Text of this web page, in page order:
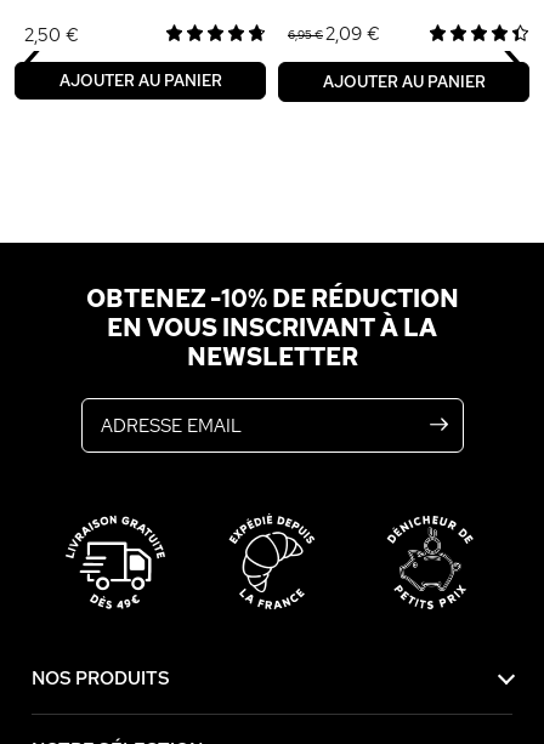
2,50 €
AJOUTER AU PANIER
6,95 €2,09 €
AJOUTER AU PANIER
‹ ›
OBTENEZ -10% DE RÉDUCTION
EN VOUS INSCRIVANT À LA
NEWSLETTER
NOS PRODUITS